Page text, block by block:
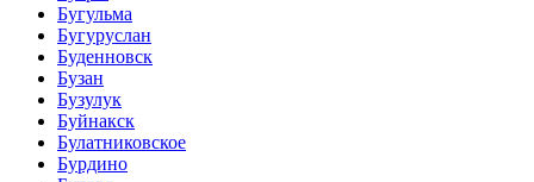
Бугульма
Бугуруслан
Буденновск
Бузан
Бузулук
Буйнакск
Булатниковское
Бурдино